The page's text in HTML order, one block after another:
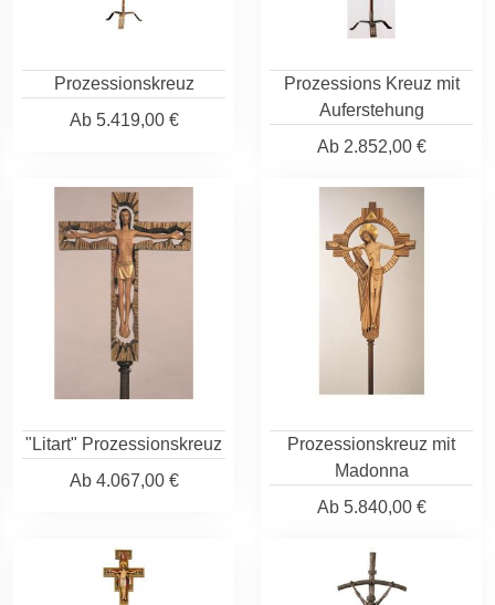
Prozessionskreuz
Ab5.419,00 €
Prozessions Kreuz mit
Auferstehung
Ab2.852,00 €
"Litart" Prozessionskreuz
Ab4.067,00 €
Prozessionskreuz mit
Madonna
Ab5.840,00 €